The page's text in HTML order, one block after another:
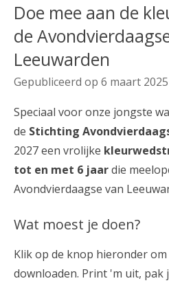
Doe mee aan de
de
Leeuwarden
Gepubliceerd op 6 maart
Speciaal voor onze jongste
de Stichting
2027 een vrolijke
tot en met 6 jaardie
Avondvierdaagse van
Wat moest je doen?
Klik op de knop hieronder
downloaden. Print 'm uit,